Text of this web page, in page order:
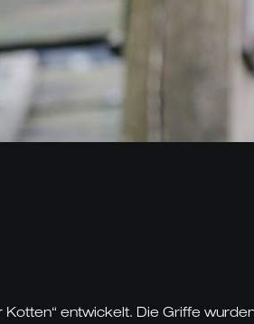
entwickelt. Die Griffe